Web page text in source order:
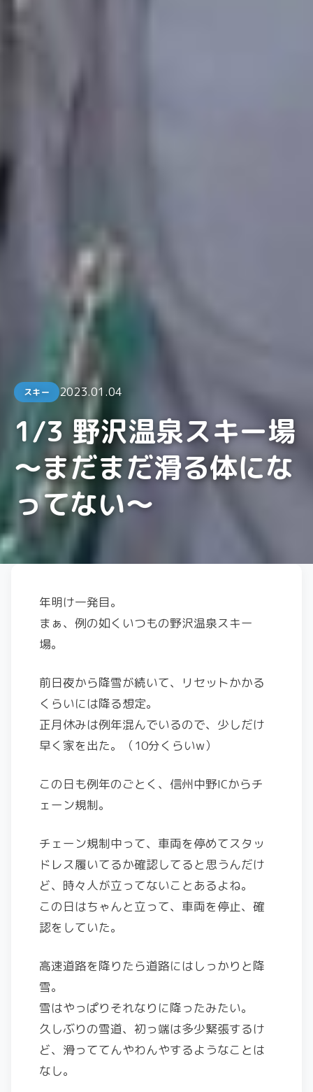
スキー 2023.01.04
1/3 野沢温泉スキー場
〜まだまだ滑る体にな
ってない〜
年明け一発目。
まぁ、例の如くいつもの野沢温泉スキー
場。
前日夜から降雪が続いて、リセットかかる
くらいには降る想定。
正月休みは例年混んでいるので、少しだけ
早く家を出た。（10分くらいw）
この日も例年のごとく、信州中野ICからチ
ェーン規制。
チェーン規制中って、車両を停めてスタッ
ドレス履いてるか確認してると思うんだけ
ど、時々人が立ってないことあるよね。
この日はちゃんと立って、車両を停止、確
認をしていた。
高速道路を降りたら道路にはしっかりと降
雪。
雪はやっぱりそれなりに降ったみたい。
久しぶりの雪道、初っ端は多少緊張するけ
ど、滑っててんやわんやするようなことは
なし。